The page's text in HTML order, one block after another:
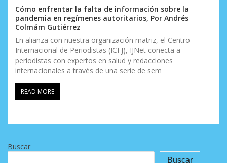
Cómo enfrentar la falta de información sobre la
pandemia en regímenes autoritarios, Por Andrés
Colmám Gutiérrez
En alianza con nuestra organización matriz, el Centro
Internacional de Periodistas (ICFJ), IJNet conecta a
periodistas con expertos en salud y redacciones
internacionales a través de una serie de sem
READ MORE
Buscar
Buscar